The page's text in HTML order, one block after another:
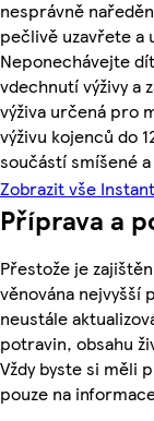
nesprávně
pečlivě uzavřete
Neponechávejte
vdechnutí výživy a
výživa určená pro
výživu kojenců do
součástí smíšené
Zobrazit vše
Příprava a
Přestože je
věnována nejvyšší
neustále
potravin, obsahu
Vždy byste si měli
pouze na